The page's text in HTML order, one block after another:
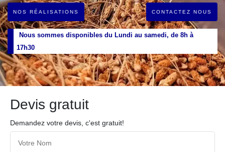
NOS RÉALISATIONS CONTACTEZ NOUS
Nous sommes disponibles du Lundi au samedi, de 8h à
17h30
Devis gratuit
Demandez votre devis, c'est gratuit!